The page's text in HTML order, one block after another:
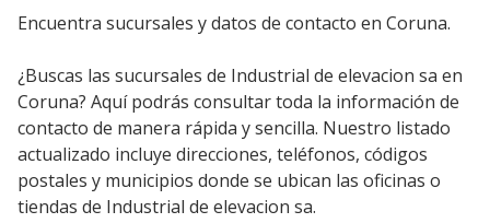
Encuentra sucursales y datos de contacto en Coruna.
¿Buscas las sucursales de Industrial de elevacion sa en
Coruna? Aquí podrás consultar toda la información de
contacto de manera rápida y sencilla. Nuestro listado
actualizado incluye direcciones, teléfonos, códigos
postales y municipios donde se ubican las oficinas o
tiendas de Industrial de elevacion sa.